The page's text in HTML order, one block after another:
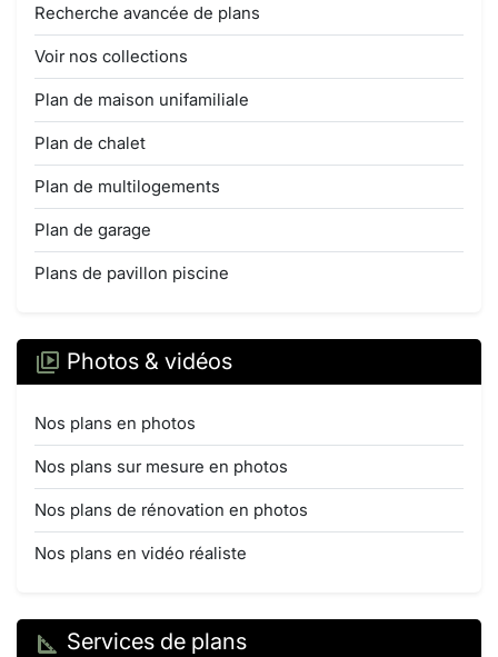
Recherche avancée de plans
Voir nos collections
Plan de maison unifamiliale
Plan de chalet
Plan de multilogements
Plan de garage
Plans de pavillon piscine
Photos & vidéos
Nos plans en photos
Nos plans sur mesure en photos
Nos plans de rénovation en photos
Nos plans en vidéo réaliste
Services de plans